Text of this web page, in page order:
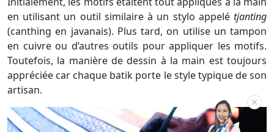
en utilisant un outil similaire à un stylo appelé tjanting
(canthing en javanais). Plus tard, on utilise un tampon
en cuivre ou d’autres outils pour appliquer les motifs.
Toutefois, la manière de dessin à la main est toujours
appréciée car chaque batik porte le style typique de son
artisan.